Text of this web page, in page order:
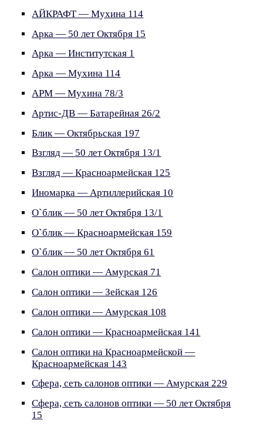
АЙКРАФТ — Мухина 114
Арка — 50 лет Октября 15
Арка — Институтская 1
Арка — Мухина 114
АРМ — Мухина 78/3
Артис-ДВ — Батарейная 26/2
Блик — Октябрьская 197
Взгляд — 50 лет Октября 13/1
Взгляд — Красноармейская 125
Иномарка — Артиллерийская 10
О`блик — 50 лет Октября 13/1
О`блик — Красноармейская 159
О`блик — 50 лет Октября 61
Салон оптики — Амурская 71
Салон оптики — Зейская 126
Салон оптики — Амурская 108
Салон оптики — Красноармейская 141
Салон оптики на Красноармейской —
Красноармейская 143
Сфера, сеть салонов оптики — Амурская 229
Сфера, сеть салонов оптики — 50 лет Октября
15